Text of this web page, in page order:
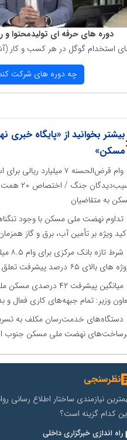
دوره های حرفه ای تولیدمحتوا و
استخدام گوگل در هر كسب و كار
چه دوره های شركت
بیشتر بخوانید از «پایگاه
مسکن»
وام قرض‌الحسنه ۷ میلیارد
به متقاضیان
تداوم نهضت ملی مسکن با وجود
ویژه بر تأمین آب، برق و گاز
شرط
بالای ۶۵ درصد پیشرفت تعلق می گیرد
میانگین پیشرفت ۴۲
وزیر: تمام جبهه‌های کاری فعال و
دستگاه‌های خدمت‌رسان مکلف به
نهضت ملی مسکن جنوب
نظرسنجی
نیازمندی ساختار اطلاع رسانی
کدام گزینه است؟
راه اندازی خبرگزاری داخلی